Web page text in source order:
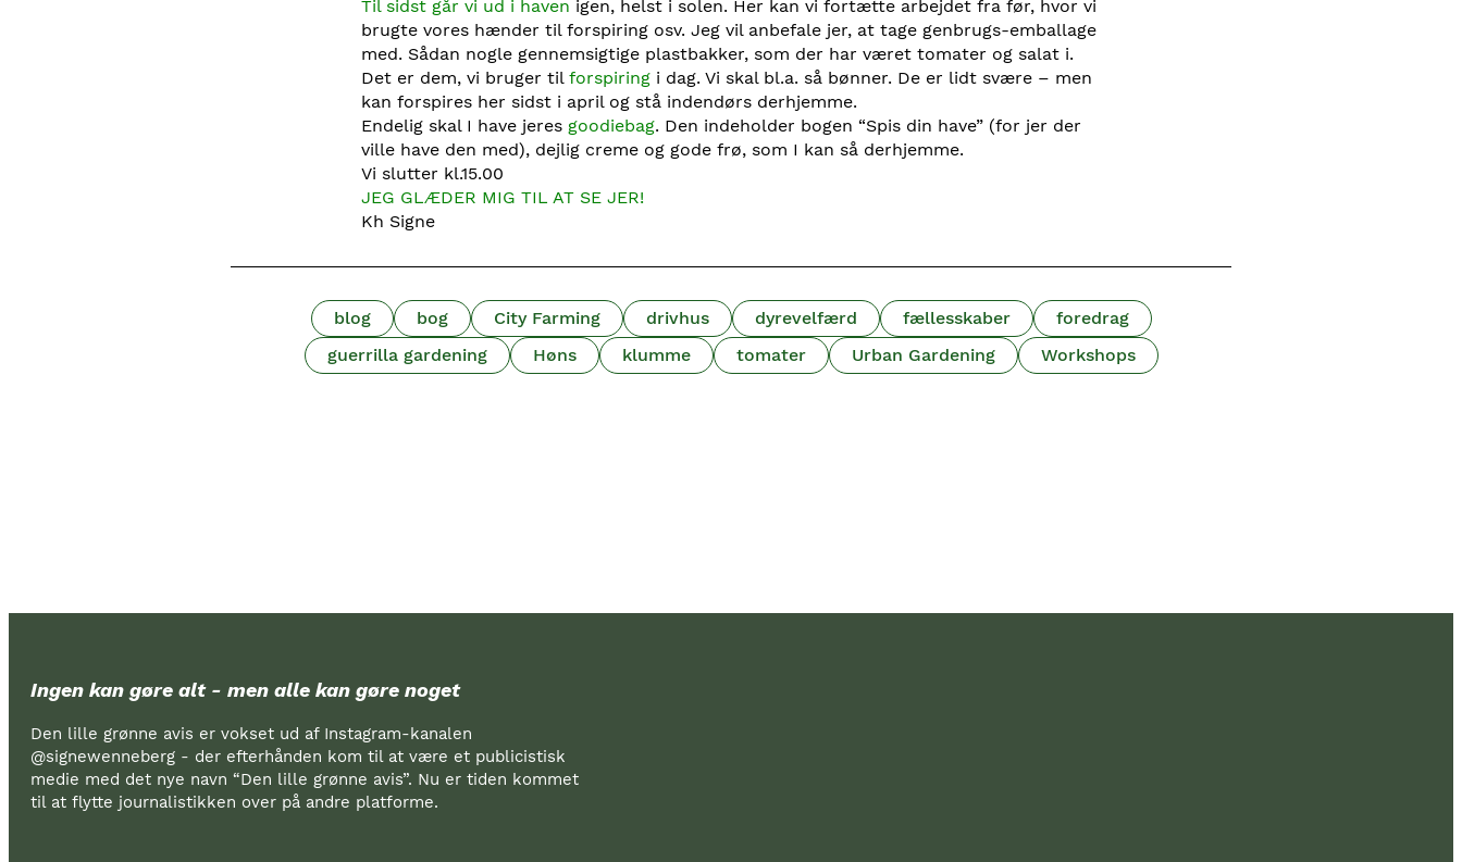
Til sidst går vi ud i haven igen, helst i solen. Her kan vi fortætte arbejdet fra før, hvor vi
brugte vores hænder til forspiring osv. Jeg vil anbefale jer, at tage genbrugs-emballage
med. Sådan nogle gennemsigtige plastbakker, som der har været tomater og salat i.
Det er dem, vi bruger til forspiring i dag. Vi skal bl.a. så bønner. De er lidt svære – men
kan forspires her sidst i april og stå indendørs derhjemme.
Endelig skal I have jeres goodiebag. Den indeholder bogen “Spis din have” (for jer der
ville have den med), dejlig creme og gode frø, som I kan så derhjemme.
Vi slutter kl.15.00
JEG GLÆDER MIG TIL AT SE JER!
Kh Signe
blog bog City Farming drivhus dyrevelfærd fællesskaber
foredrag
guerrilla gardening
Høns klumme tomater Urban Gardening Workshops
Ingen kan gøre alt - men alle kan gøre noget
Den lille grønne avis er vokset ud af Instagram-kanalen
@signewenneberg - der efterhånden kom til at være et publicistisk
medie med det nye navn “Den lille grønne avis”. Nu er tiden kommet
til at flytte journalistikken over på andre platforme.